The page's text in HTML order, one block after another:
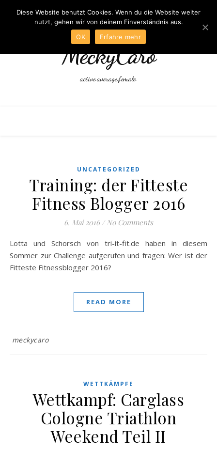
MeckyCaro
active.average.female.
UNCATEGORIZED
Training: der Fitteste
Fitness Blogger 2016
6. Mai 2016 / No Comments
Lotta und Schorsch von tri-it-fit.de haben in diesem
Sommer zur Challenge aufgerufen und fragen: Wer ist der
Fitteste Fitnessblogger 2016?
READ MORE
meckycaro
WETTKÄMPFE
Wettkampf: Carglass
Cologne Triathlon
Weekend Teil II
Diese Website benutzt Cookies. Wenn du die Website weiter
nutzt, gehen wir von deinem Einverständnis aus.
OK
Erfahre mehr